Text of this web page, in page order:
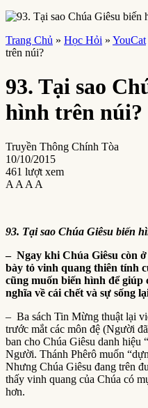
Trang Chủ » Học Hỏi » YouCat
trên núi?
93. Tại sao
hình trên núi?
Truyền Thông Chính Tòa
10/10/2015
461 lượt xem
A A A A
93. Tại sao Chúa Giêsu biến
– Ngay khi Chúa Giêsu còn
bày tỏ vinh quang thiên tính
cũng muốn biến hình để giúp
nghĩa về cái chết và sự sống
– Ba sách Tin Mừng thuật lại
trước mắt các môn đệ (Người
ban cho Chúa Giêsu danh hiệu
Người. Thánh Phêrô muốn
Nhưng Chúa Giêsu đang trên
thấy vinh quang của Chúa có
hơn.